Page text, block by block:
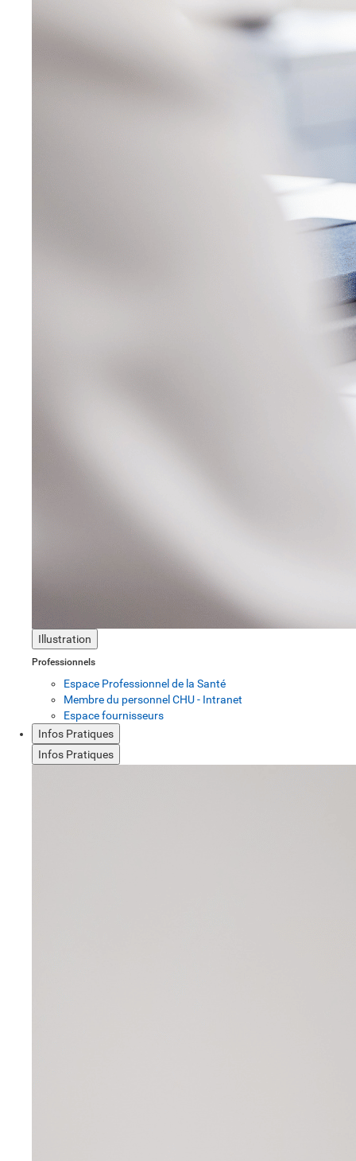
Illustration
Professionnels
Espace Professionnel de la Santé
Membre du personnel CHU - Intranet
Espace fournisseurs
Infos Pratiques
Infos Pratiques